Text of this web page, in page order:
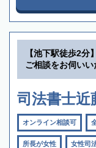
【池下駅徒歩2
ご相談をお伺いい
司法書士近
オンライン相談可
所長が女性 女性司